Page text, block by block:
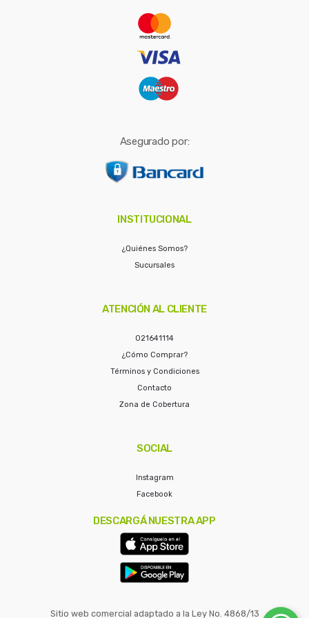
Asegurado por:
INSTITUCIONAL
¿Quiénes Somos?
Sucursales
ATENCIÓN AL CLIENTE
021641114
¿Cómo Comprar?
Términos y Condiciones
Contacto
Zona de Cobertura
SOCIAL
Instagram
Facebook
DESCARGÁ NUESTRA APP
Sitio web comercial adaptado a la Ley No. 4868/13